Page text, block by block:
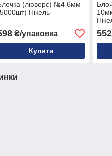
(люверс) №4 6мм
Нікель
₴/упаковка
Купити
552